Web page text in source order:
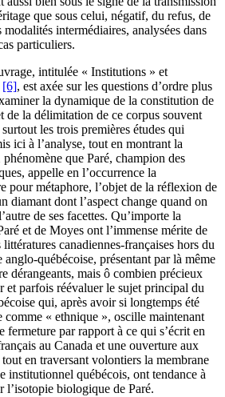
que sous celui, négatif, du refus, de
intermédiaires, analysées dans
particuliers.
intitulée « Institutions » et
[6], est axée sur les questions d’ordre plus
la dynamique de la constitution de
de la délimitation de ce corpus souvent
les trois premières études qui
ici à l’analyse, tout en montrant la
que Paré, champion des
appelle en l’occurrence la
pour métaphore, l’objet de la réflexion de
diamant dont l’aspect change quand on
de ses facettes. Qu’importe la
et de Moyes ont l’immense mérite de
canadiennes-françaises hors du
québécoise, présentant par là même
dérangeants, mais ô combien précieux
et parfois réévaluer le sujet principal du
qui, après avoir si longtemps été
comme « ethnique », oscille maintenant
fermeture par rapport à ce qui s’écrit en
au Canada et une ouverture aux
en traversant volontiers la membrane
institutionnel québécois, ont tendance à
l’isotopie biologique de Paré.